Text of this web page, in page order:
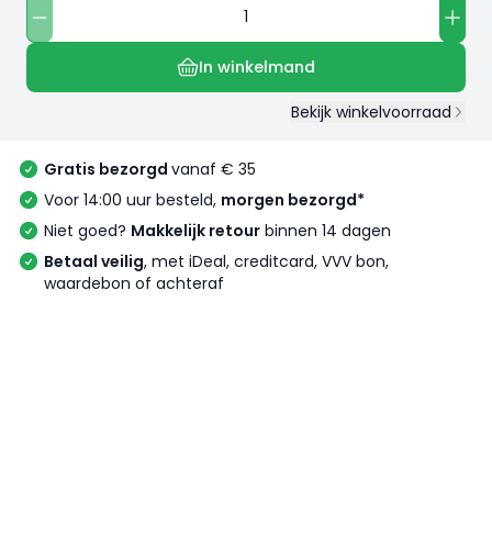
In winkelmand
Bekijk winkelvoorraad
Gratis bezorgd vanaf € 35
Voor 14:00 uur besteld, morgen bezorgd*
Niet goed? Makkelijk retour binnen 14 dagen
Betaal veilig, met iDeal, creditcard, VVV bon,
waardebon of achteraf